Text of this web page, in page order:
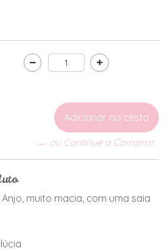
← ou Continue a Comprar
muito macia, com uma saia